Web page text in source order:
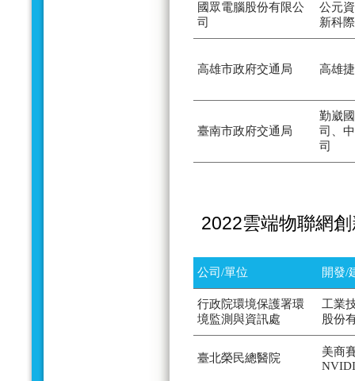
國眾電腦股份有限公
司
公元
新科
高雄市政府交通局 高雄
臺南市政府交通局
勤崴
司、
司
2022雲端物聯網
公司/單位 開發/
行政院環境保護署環
境監測與資訊處
工業
股份
臺北榮民總醫院
美商